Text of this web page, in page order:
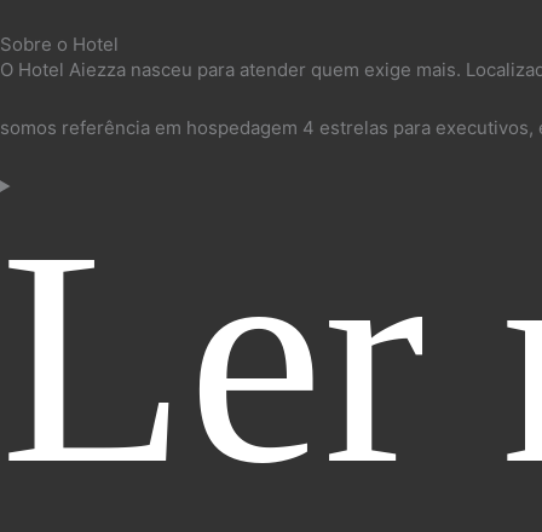
Sobre o Hotel
O Hotel Aiezza nasceu para atender quem exige mais.
somos referência em hospedagem 4 estrelas para
Ler